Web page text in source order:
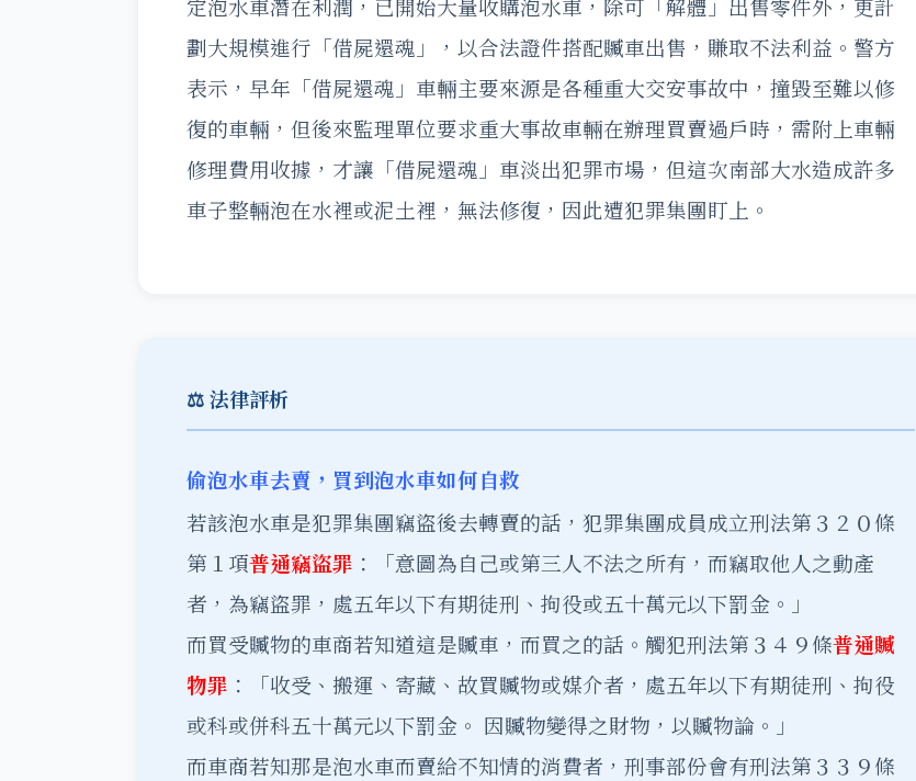
定泡水車潛在利潤，已開始大量收購泡水車，除可「解體」出售零件外，更計
劃大規模進行「借屍還魂」，以合法證件搭配贓車出售，賺取不法利益。警方
表示，早年「借屍還魂」車輛主要來源是各種重大交安事故中，撞毀至難以修
復的車輛，但後來監理單位要求重大事故車輛在辦理買賣過戶時，需附上車輛
修理費用收據，才讓「借屍還魂」車淡出犯罪市場，但這次南部大水造成許多
車子整輛泡在水裡或泥土裡，無法修復，因此遭犯罪集團盯上。
⚖️ 法律評析
偷泡水車去賣，買到泡水車如何自救
若該泡水車是犯罪集團竊盜後去轉賣的話，犯罪集團成員成立刑法第３２０條
第１項普通竊盜罪 ：「意圖為自己或第三人不法之所有，而竊取他人之動產
者，為竊盜罪，處五年以下有期徒刑、拘役或五十萬元以下罰金。」
而買受贓物的車商若知道這是贓車，而買之的話。觸犯刑法第３４９條普通贓
物罪 ：「收受、搬運、寄藏、故買贓物或媒介者，處五年以下有期徒刑、拘役
或科或併科五十萬元以下罰金。 因贓物變得之財物，以贓物論。」
而車商若知那是泡水車而賣給不知情的消費者，刑事部份會有刑法第３３９條